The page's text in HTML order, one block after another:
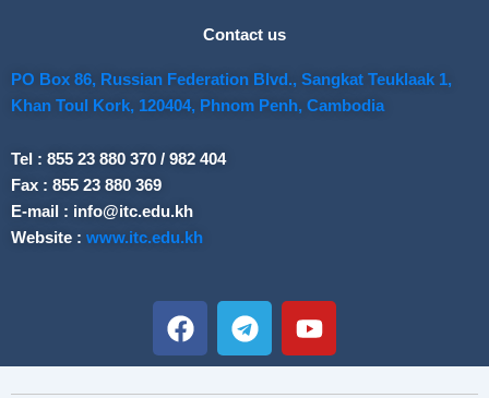
Contact us
PO Box 86, Russian Federation Blvd., Sangkat Teuklaak 1,
Khan Toul Kork, 120404, Phnom Penh, Cambodia
Tel : 855 23 880 370 / 982 404
Fax : 855 23 880 369
E-mail : info@itc.edu.kh
Website : www.itc.edu.kh
F
a
c
T
e
l
Y
o
u